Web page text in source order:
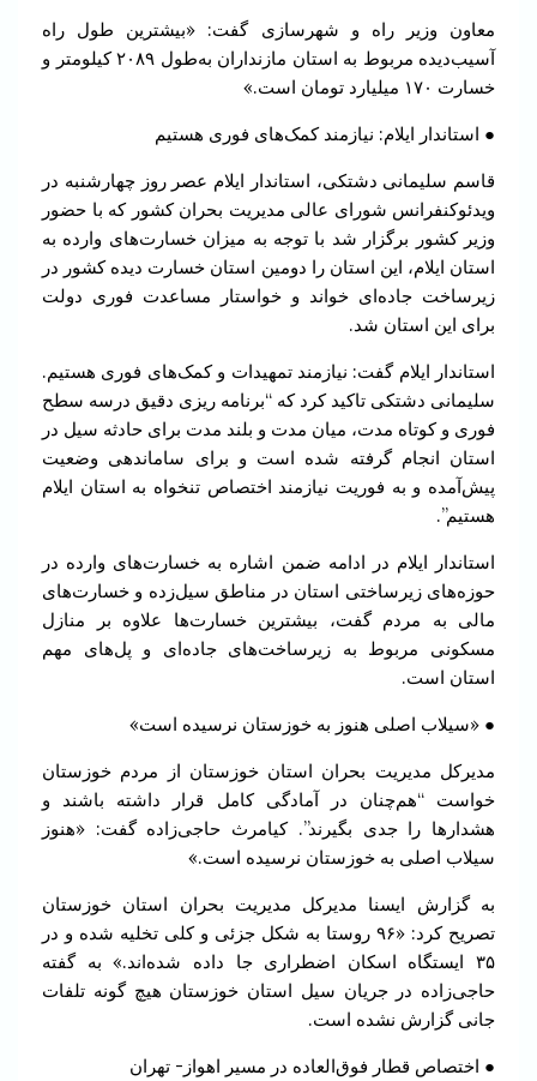
معاون وزیر راه و شهرسازی گفت: «بیشترین طول راه
آسیب‌دیده مربوط به استان مازنداران به‌طول ۲۰۸۹ کیلومتر و
خسارت ۱۷۰ میلیارد تومان است.»
● استاندار ایلام: نیازمند کمک‌های فوری هستیم
قاسم سلیمانی دشتکی، استاندار ایلام عصر روز چهارشنبه در
ویدئوکنفرانس شورای عالی مدیریت بحران کشور که با حضور
وزیر کشور برگزار شد با توجه به میزان خسارت‌های وارده به
استان ایلام، این استان را دومین استان خسارت دیده کشور در
زیرساخت جاده‌ای خواند و خواستار مساعدت فوری دولت
برای این استان شد.
استاندار ایلام گفت: نیازمند تمهیدات و کمک‌های فوری هستیم.
سلیمانی دشتکی تاکید کرد که “برنامه ریزی دقیق درسه سطح
فوری و کوتاه مدت، میان مدت و بلند مدت برای حادثه سیل در
استان انجام گرفته شده است و برای ساماندهی وضعیت
پیش‌آمده و به فوریت نیازمند اختصاص تنخواه به استان ایلام
هستیم”.
استاندار ایلام در ادامه ضمن اشاره به خسارت‌های وارده در
حوزه‌های زیرساختی استان در مناطق سیل‌زده و خسارت‌های
مالی به مردم گفت، بیشترین خسارت‌ها علاوه بر منازل
مسکونی مربوط به زیرساخت‌های جاده‌ای و پل‌های مهم
استان است.
● «سیلاب اصلی هنوز به خوزستان نرسیده است»
مدیرکل مدیریت بحران استان خوزستان از مردم خوزستان
خواست “هم‌چنان در آمادگی کامل قرار داشته باشند و
هشدارها را جدی بگیرند”. کیامرث حاجی‌زاده گفت: «هنوز
سیلاب اصلی به خوزستان نرسیده است.»
به گزارش ایسنا مدیرکل مدیریت بحران استان خوزستان
تصریح کرد: «۹۶ روستا به شکل جزئی و کلی تخلیه شده و در
۳۵ ایستگاه اسکان اضطراری جا داده شده‌اند.» به گفته
حاجی‌زاده در جریان سیل استان خوزستان هیچ گونه تلفات
جانی گزارش نشده است.
● اختصاص قطار فوق‌العاده در مسیر اهواز- تهران